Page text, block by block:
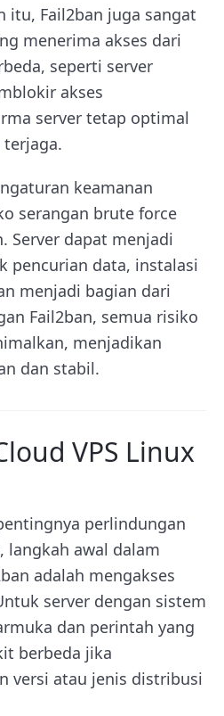
itu, Fail2ban juga sangat
menerima akses dari
seperti server
akses
server tetap optimal
keamanan
serangan brute force
Server dapat menjadi
pencurian data, instalasi
menjadi bagian dari
Fail2ban, semua risiko
menjadikan
dan stabil.
VPS Linux
perlindungan
langkah awal dalam
adalah mengakses
server dengan sistem
dan perintah yang
berbeda jika
versi atau jenis distribusi